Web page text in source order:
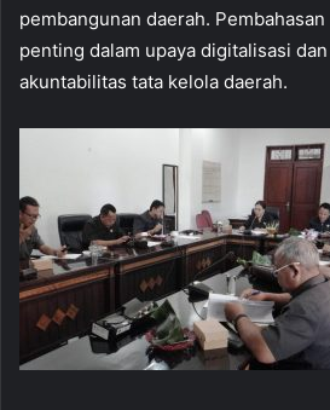
pembangunan daerah.
penting dalam upaya digitalisasi
akuntabilitas tata kelola daerah.